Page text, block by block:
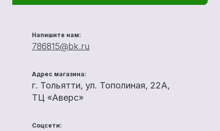
Напишите нам:
786815@bk.ru
Адрес магазина:
г. Тольятти, ул. Тополиная, 22А,
ТЦ «Аверс»
Соцсети: